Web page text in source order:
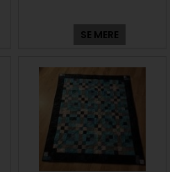
SE MERE